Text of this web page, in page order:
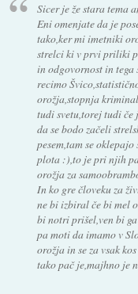
Sicer je že stara tema
Eni omenjate da je
tako,ker mi imetniki
strelci ki v prvi priliki
in odgovornost in tega
recimo
orožja,stopnja
tudi svetu,torej tudi če
da se bodo začeli
pesem,tam se
plota :),to je pri njih
orožja za
In ko gre človeku za
ne bi izbiral če bi mel
bi notri prišel,ven bi
pa moti da imamo v
orožja in se za vsak
tako pač je,majhno je